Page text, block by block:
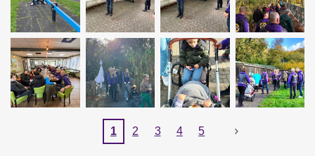
1 2 3 4 5